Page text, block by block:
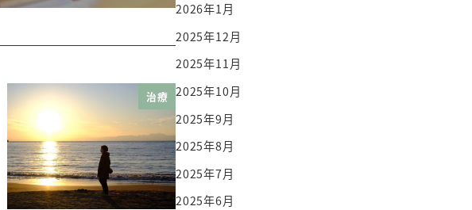
治療
2026年1月
2025年12月
2025年11月
2025年10月
2025年9月
2025年8月
2025年7月
2025年6月